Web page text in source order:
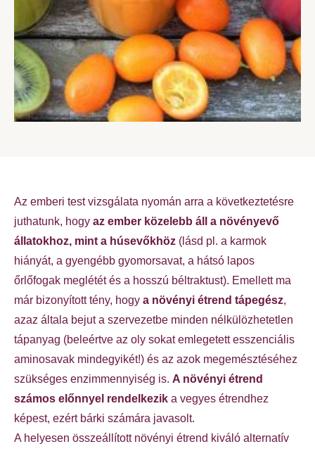
Az emberi test vizsgálata nyomán arra a következtetésre
juthatunk, hogy az ember közelebb áll a növényevő
állatokhoz, mint a húsevőkhöz (lásd pl. a karmok
hiányát, a gyengébb gyomorsavat, a hátsó lapos
őrlőfogak meglétét és a hosszú béltraktust). Emellett ma
már bizonyított tény, hogy a növényi étrend tápegész,
azaz általa bejut a szervezetbe minden nélkülözhetetlen
tápanyag (beleértve az oly sokat emlegetett esszenciális
aminosavak mindegyikét!) és az azok megemésztéséhez
szükséges enzimmennyiség is. A növényi étrend
számos előnnyel rendelkezik a vegyes étrendhez
képest, ezért bárki számára javasolt.
A helyesen összeállított növényi étrend kiváló alternatív